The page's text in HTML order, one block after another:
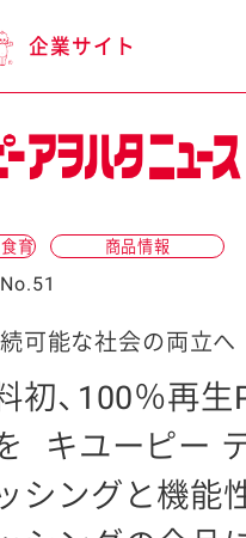
企業サイト
育 商品情報
No.51
可能な社会の両立へ
初、100％再生
キユーピー
シングと機能